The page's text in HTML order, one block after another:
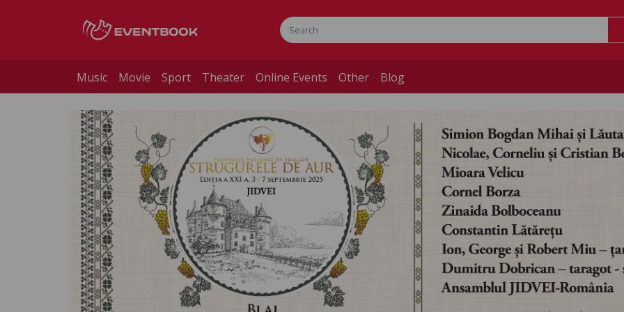
Music Movie Sport Theater Online Events Other Blog